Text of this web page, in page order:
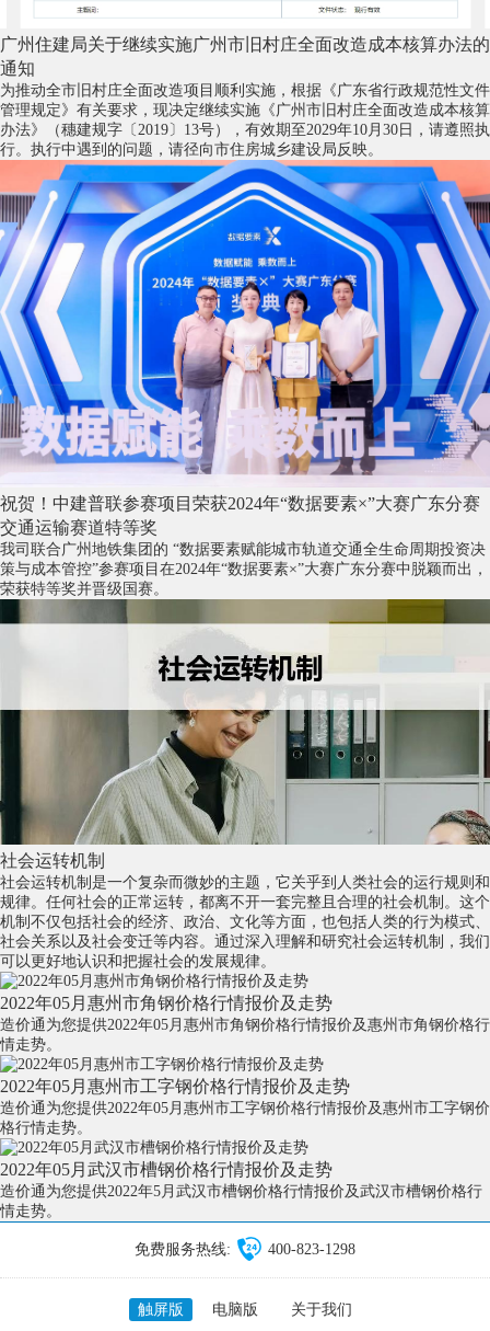
广州住建局关于继续实施广州市旧村庄全面改造成本核算办法的
通知
为推动全市旧村庄全面改造项目顺利实施，根据《广东省行政规范性文件
管理规定》有关要求，现决定继续实施《广州市旧村庄全面改造成本核算
办法》（穗建规字〔2019〕13号），有效期至2029年10月30日，请遵照执
行。执行中遇到的问题，请径向市住房城乡建设局反映。
祝贺！中建普联参赛项目荣获2024年“数据要素×”大赛广东分赛
交通运输赛道特等奖
我司联合广州地铁集团的 “数据要素赋能城市轨道交通全生命周期投资决
策与成本管控”参赛项目在2024年“数据要素×”大赛广东分赛中脱颖而出，
荣获特等奖并晋级国赛。
社会运转机制
社会运转机制是一个复杂而微妙的主题，它关乎到人类社会的运行规则和
规律。任何社会的正常运转，都离不开一套完整且合理的社会机制。这个
机制不仅包括社会的经济、政治、文化等方面，也包括人类的行为模式、
社会关系以及社会变迁等内容。通过深入理解和研究社会运转机制，我们
可以更好地认识和把握社会的发展规律。
2022年05月惠州市角钢价格行情报价及走势
造价通为您提供2022年05月惠州市角钢价格行情报价及惠州市角钢价格行
情走势。
2022年05月惠州市工字钢价格行情报价及走势
造价通为您提供2022年05月惠州市工字钢价格行情报价及惠州市工字钢价
格行情走势。
2022年05月武汉市槽钢价格行情报价及走势
造价通为您提供2022年5月武汉市槽钢价格行情报价及武汉市槽钢价格行
情走势。
免费服务热线: 400-823-1298
触屏版 电脑版 关于我们